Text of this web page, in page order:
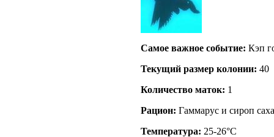
Самое важное событие: Кэп
Текущий размер кoлонии: 40
Количество маток: 1
Рацион: Гаммарус и сироп
Температура: 25-26°C